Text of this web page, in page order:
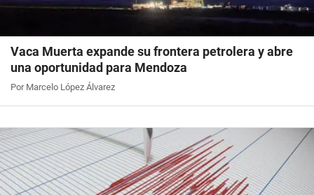
Vaca Muerta expande su frontera petrolera y abre
una oportunidad para Mendoza
Por Marcelo López Álvarez